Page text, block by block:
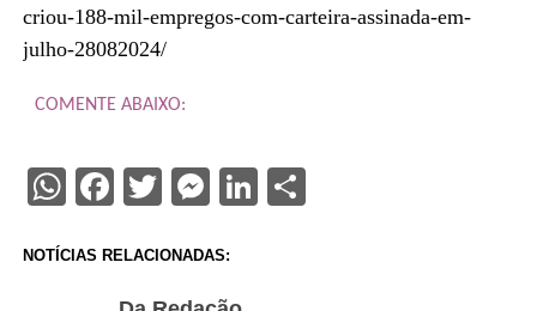
criou-188-mil-empregos-com-carteira-assinada-em-
julho-28082024/
COMENTE ABAIXO:
WhatsApp
Facebook
Twitter
Messenger
LinkedIn
Share
NOTÍCIAS RELACIONADAS: